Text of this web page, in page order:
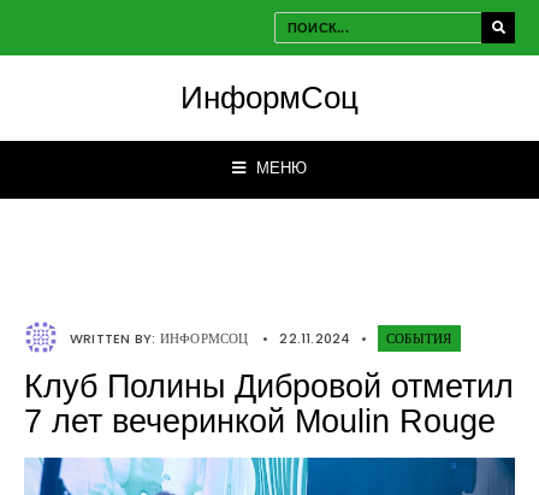
ИнформСоц
МЕНЮ
WRITTEN BY: ИНФОРМСОЦ • 22.11.2024 • СОБЫТИЯ
Клуб Полины Дибровой отметил
7 лет вечеринкой Moulin Rouge